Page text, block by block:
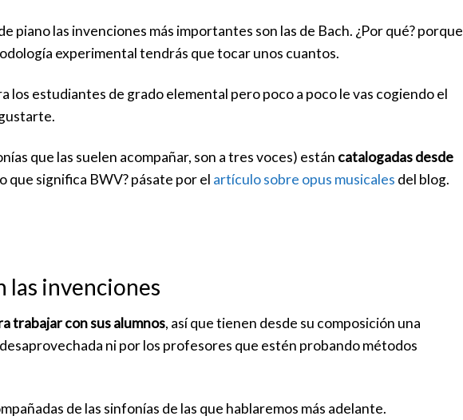
piano las invenciones más importantes son las de Bach. ¿Por qué? porque
experimental tendrás que tocar unos cuantos.
los estudiantes de grado elemental pero poco a poco le vas cogiendo el
que las suelen acompañar, son a tres voces) están catalogadas desde
que significa BWV? pásate por el artículo sobre opus musicales del blog.
las invenciones
trabajar con sus alumnos, así que tienen desde su composición una
ni por los profesores que estén probando métodos
de las sinfonías de las que hablaremos más adelante.